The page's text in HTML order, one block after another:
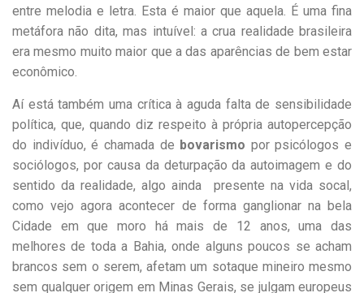
entre melodia e letra. Esta é maior que aquela. É uma fina
metáfora não dita, mas intuível: a crua realidade brasileira
era mesmo muito maior que a das aparências de bem estar
econômico.
Aí está também uma crítica à aguda falta de sensibilidade
política, que, quando diz respeito à própria autopercepção
do indivíduo, é chamada de bovarismo por psicólogos e
sociólogos, por causa da deturpação da autoimagem e do
sentido da realidade, algo ainda presente na vida socal,
como vejo agora acontecer de forma ganglionar na bela
Cidade em que moro há mais de 12 anos, uma das
melhores de toda a Bahia, onde alguns poucos se acham
brancos sem o serem, afetam um sotaque mineiro mesmo
sem qualquer origem em Minas Gerais, se julgam europeus